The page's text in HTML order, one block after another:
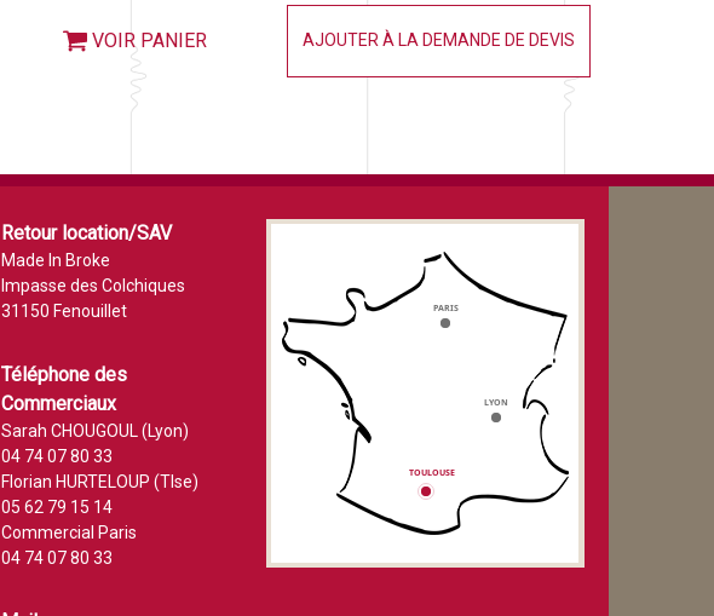
VOIR PANIER AJOUTER À LA DEMANDE DE DEVIS
Retour location/SAV
Made In Broke
Impasse des Colchiques
31150 Fenouillet
Téléphone des
Commerciaux
Sarah CHOUGOUL (Lyon)
04 74 07 80 33
Florian HURTELOUP (Tlse)
05 62 79 15 14
Commercial Paris
04 74 07 80 33